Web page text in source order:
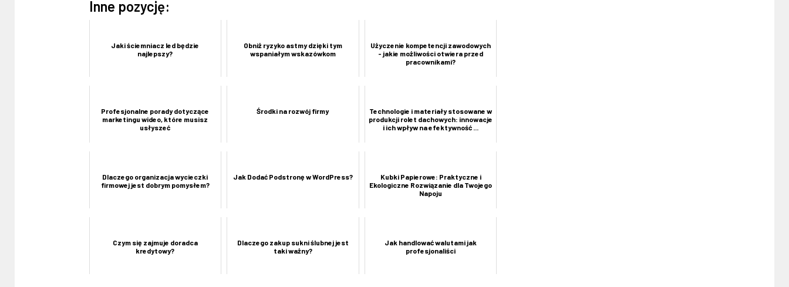
Inne pozycję:
Jaki ściemniacz led będzie
najlepszy?
Obniż ryzyko astmy dzięki tym
wspaniałym wskazówkom
Użyczenie kompetencji zawodowych
- jakie możliwości otwiera przed
pracownikami?
Profesjonalne porady dotyczące
marketingu wideo, które musisz
usłyszeć
Środki na rozwój firmy
Technologie i materiały stosowane w
produkcji rolet dachowych: innowacje
i ich wpływ na efektywność ...
Dlaczego organizacja wycieczki
firmowej jest dobrym pomysłem?
Jak Dodać Podstronę w WordPress?
Kubki Papierowe: Praktyczne i
Ekologiczne Rozwiązanie dla Twojego
Napoju
Czym się zajmuje doradca
kredytowy?
Dlaczego zakup sukni ślubnej jest
taki ważny?
Jak handlować walutami jak
profesjonaliści